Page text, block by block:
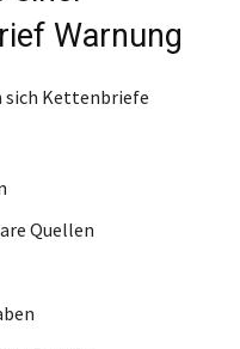
Warnung
sich Kettenbriefe
Quellen